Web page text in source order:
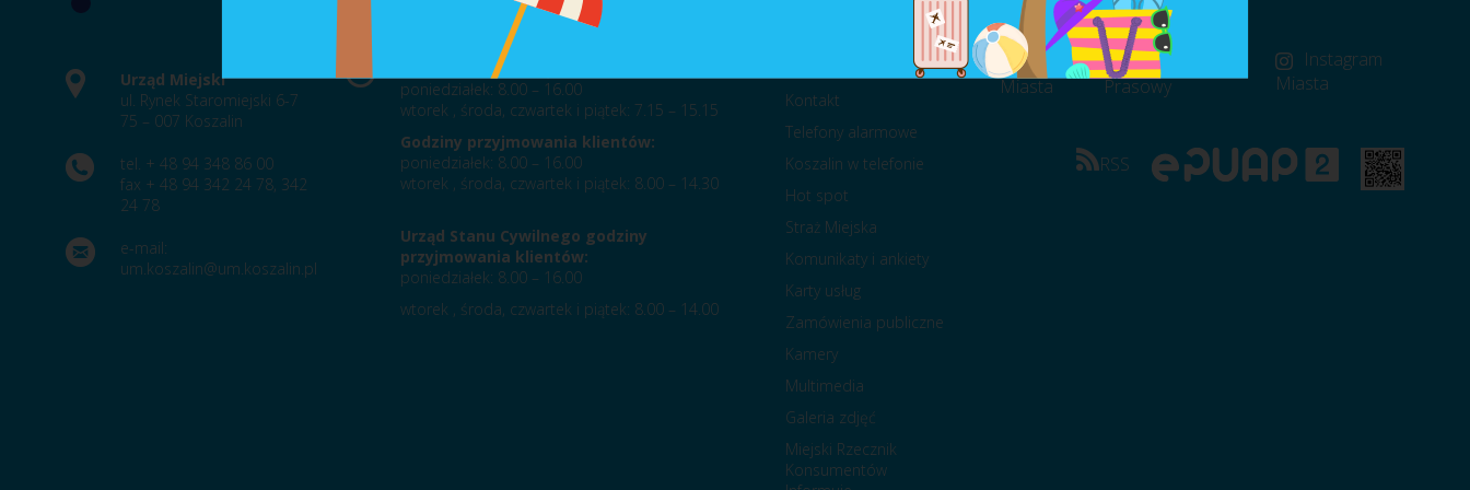
Urząd Miejski
ul. Rynek Staromiejski 6-7
75 – 007 Koszalin
tel. + 48 94 348 86 00
fax + 48 94 342 24 78, 342
24 78
e-mail:
um.koszalin@um.koszalin.pl
Godziny pracy Urzędu Miejskiego:
poniedziałek: 8.00 – 16.00
wtorek , środa, czwartek i piątek: 7.15 – 15.15
Godziny przyjmowania klientów:
poniedziałek: 8.00 – 16.00
wtorek , środa, czwartek i piątek: 8.00 – 14.30
Urząd Stanu Cywilnego godziny
przyjmowania klientów:
poniedziałek: 8.00 – 16.00
wtorek , środa, czwartek i piątek: 8.00 – 14.00
Kontakt
Telefony alarmowe
Koszalin w telefonie
Hot spot
Straż Miejska
Komunikaty i ankiety
Karty usług
Zamówienia publiczne
Kamery
Multimedia
Galeria zdjęć
Miejski Rzecznik
Konsumentów
FB
Miasta
FB Rzecznik
Prasowy
Instagram
Miasta
RSS